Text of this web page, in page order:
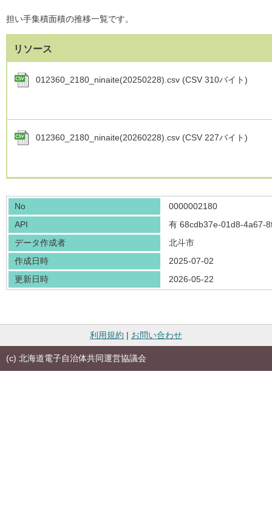
担い手集積面積の推移一覧です。
リソース
012360_2180_ninaite(20250228).csv (CSV 310バイト)
012360_2180_ninaite(20260228).csv (CSV 227バイト)
No
0000002180
API
有 68cdb37e-01d8-4a67-
データ作成者
北斗市
作成日時
2025-07-02
更新日時
2026-05-22
利用規約 | お問い合わせ
(c) 北海道電子自治体共同運営協議会